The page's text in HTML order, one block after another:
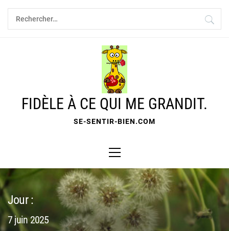
Skip
content
Rechercher :
FIDÈLE À CE QUI ME GRANDIT.
SE-SENTIR-BIEN.COM
Menu
Jour :
7 juin 2025